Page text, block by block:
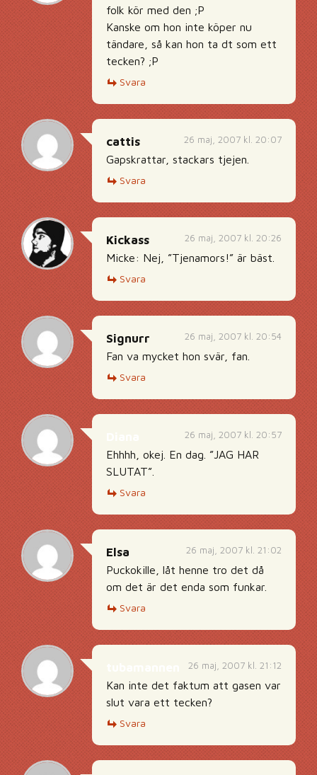
folk kör med den ;P
Kanske om hon inte köper nu
tändare, så kan hon ta dt som ett
tecken? ;P
Svara
26 maj, 2007 kl. 20:07
cattis
Gapskrattar, stackars tjejen.
Svara
26 maj, 2007 kl. 20:26
Kickass
Micke: Nej, ”Tjenamors!” är bäst.
Svara
26 maj, 2007 kl. 20:54
Signurr
Fan va mycket hon svär, fan.
Svara
26 maj, 2007 kl. 20:57
Ehhhh, okej. En dag. ”JAG HAR
SLUTAT”.
Svara
26 maj, 2007 kl. 21:02
Elsa
Puckokille, låt henne tro det då
om det är det enda som funkar.
Svara
26 maj, 2007 kl. 21:12
Kan inte det faktum att gasen var
slut vara ett tecken?
Svara